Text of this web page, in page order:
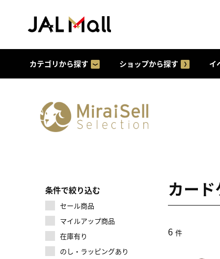
カテゴリから探す ショップから探す イ
マイルアップ商品
条件で絞り込む
セール商品
在庫有り
のし・ラッピングあり
カー
6 件